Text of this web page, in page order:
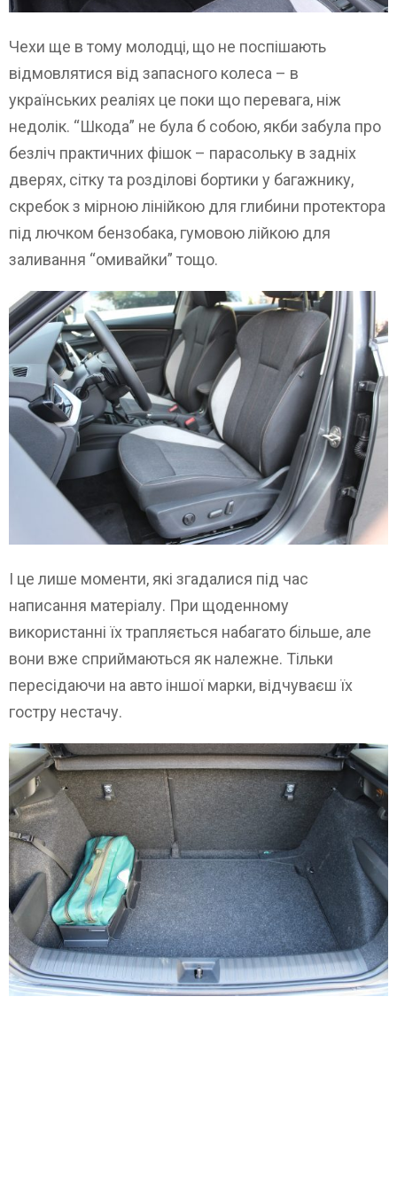
Чехи ще в тому молодці, що не поспішають
відмовлятися від запасного колеса – в
українських реаліях це поки що перевага, ніж
недолік. “Шкода” не була б собою, якби забула про
безліч практичних фішок – парасольку в задніх
дверях, сітку та розділові бортики у багажнику,
скребок з мірною лінійкою для глибини протектора
під лючком бензобака, гумовою лійкою для
заливання “омивайки” тощо.
І це лише моменти, які згадалися під час
написання матеріалу. При щоденному
використанні їх трапляється набагато більше, але
вони вже сприймаються як належне. Тільки
пересідаючи на авто іншої марки, відчуваєш їх
гостру нестачу.